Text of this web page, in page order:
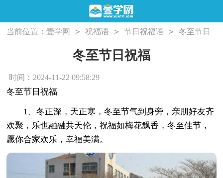
当前位置：壹学网 > 祝福语 > 节日祝福语 >
冬至节日
冬至节日祝福
时间：2024-11-22 09:58:29
冬至节日祝福
1、冬正深，天正寒，冬至节气到身旁，亲朋好友齐
欢聚，乐也融融共天伦，祝福如梅花飘香，冬至佳节，
愿你合家欢乐，幸福美满。